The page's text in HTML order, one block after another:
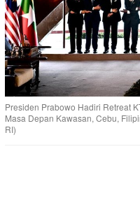
Presiden Prabowo Hadiri Retreat
Masa Depan Kawasan, Cebu,
RI)